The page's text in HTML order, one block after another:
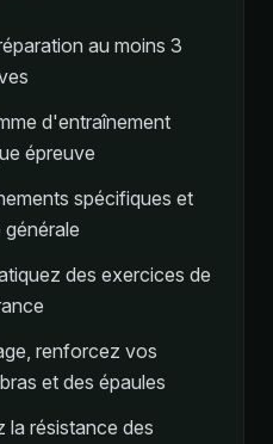
au moins 3
d'entraînement
épreuve
spécifiques et
des exercices de
renforcez vos
et des épaules
la résistance des